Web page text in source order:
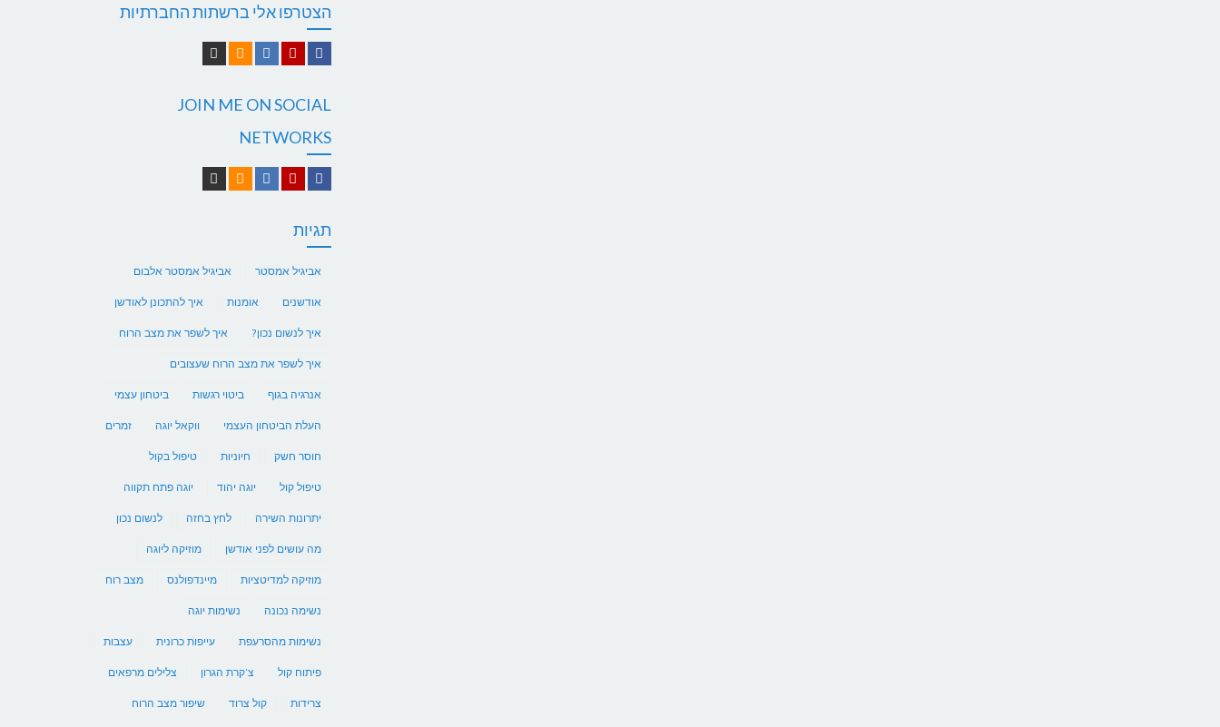
הצטרפו אלי ברשתות החברתיות
Cloud
JOIN ME ON SOCIAL
NETWORKS
תגיות
אביגיל אמסטר אביגיל אמסטר אלבום
אודשנים אומנות איך להתכונן לאודשן
איך לנשום נכון? איך לשפר את מצב הרוח
איך לשפר את מצב הרוח שעצובים
אנרגיה בגוף ביטוי רגשות ביטחון עצמי
העלת הביטחון העצמי ווקאל יוגה זמרים
חוסר חשק חיוניות טיפול בקול
טיפול קול יוגה יהוד יוגה פתח תקווה
יתרונות השירה לחץ בחזה לנשום נכון
מה עושים לפני אודשן מוזיקה ליוגה
מוזיקה למדיטציות מיינדפולנס מצב רוח
נשימה נכונה נשימות יוגה
נשימות מהסרעפת עייפות כרונית עצבות
פיתוח קול צ'קרת הגרון צלילים מרפאים
צרידות קול צרוד שיפור מצב הרוח